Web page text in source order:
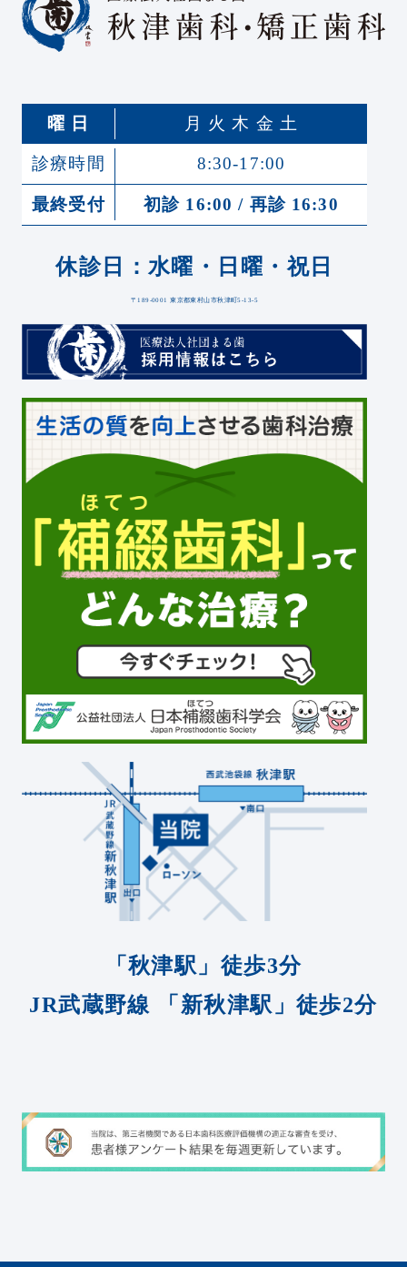
曜 日 月 火 木 金 土
診療時間 8:30-17:00
最終受付 初診 16:00 / 再診 16:30
休診日：水曜・日曜・祝日
〒189-0001 東京都東村山市秋津町5-13-5
「秋津駅」徒歩3分
JR武蔵野線
「新秋津駅」徒歩2分